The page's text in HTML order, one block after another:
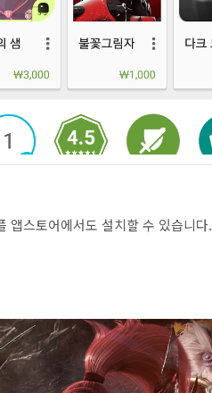
앱스토어에서도 설치할 수 있습니다.